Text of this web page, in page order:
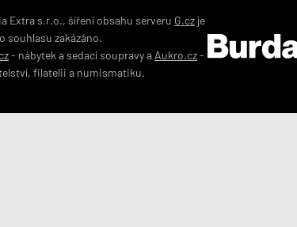
Extra s.r.o., šíření obsahu serveru G.cz je
souhlasu zakázáno.
- nábytek a sedací soupravya Aukro.cz-
, filatelii a numismatiku.